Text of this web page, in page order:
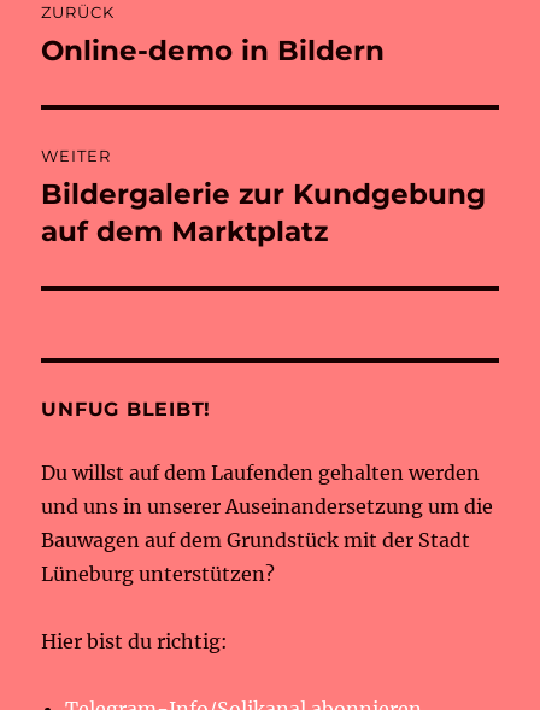
ZURÜCK
Vorheriger
Online-demo in Bildern
WEITER
Nächster
Beitrag:
Bildergalerie zur Kundgebung
auf dem Marktplatz
UNFUG BLEIBT!
Du willst auf dem Laufenden gehalten werden
und uns in unserer Auseinandersetzung um die
Bauwagen auf dem Grundstück mit der Stadt
Lüneburg unterstützen?
Hier bist du richtig: